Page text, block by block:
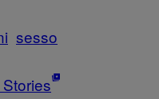
sesso